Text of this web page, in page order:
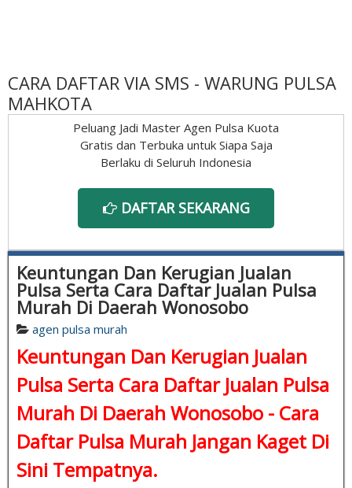
CARA DAFTAR VIA SMS - WARUNG PULSA
MAHKOTA
Peluang Jadi Master Agen Pulsa Kuota
Gratis dan Terbuka untuk Siapa Saja
Berlaku di Seluruh Indonesia
DAFTAR SEKARANG
Keuntungan Dan Kerugian Jualan
Pulsa Serta Cara Daftar Jualan Pulsa
Murah Di Daerah Wonosobo
agen pulsa murah
Keuntungan Dan Kerugian Jualan
Pulsa Serta Cara Daftar Jualan Pulsa
Murah Di Daerah Wonosobo - Cara
Daftar Pulsa Murah Jangan Kaget Di
Sini Tempatnya.